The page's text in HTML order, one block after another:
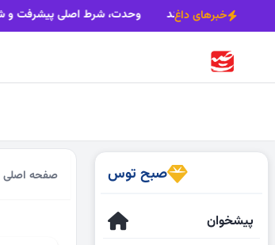
خبرهای داغ
رکود مسکن، بیکاری کارگران را تشدید می‌کند
صبح توس
پیشخوان
صفحه اصلی